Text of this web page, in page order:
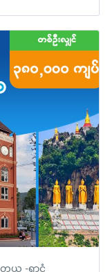
တယ -ရွာငံ